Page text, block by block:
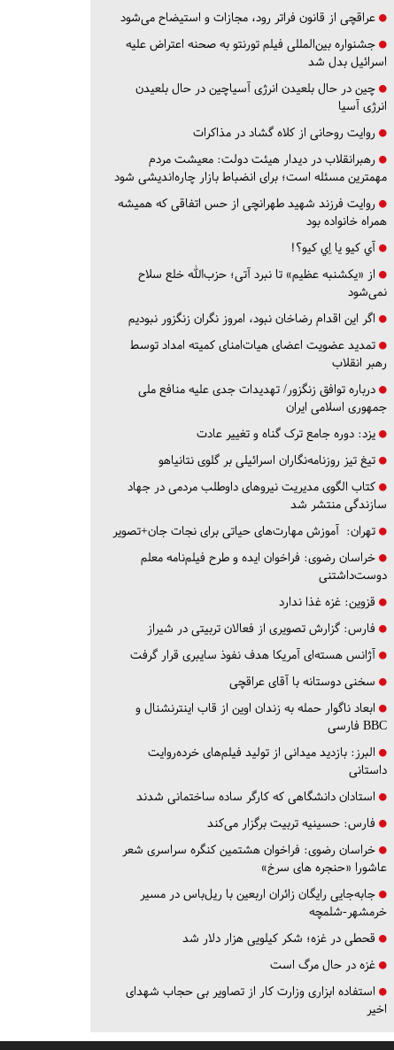
عراقچی از قانون فراتر رود، مجازات و استیضاح می‌شود
جشنواره بین‌المللی فیلم تورنتو به صحنه اعتراض علیه
اسرائیل بدل شد
چین در حال بلعیدن انرژی آسیاچین در حال بلعیدن
انرژی آسیا
روایت روحانی از کلاه گشاد در مذاکرات
رهبرانقلاب در دیدار هیئت دولت: معیشت مردم
مهمترین مسئله است؛ برای انضباط بازار چاره‌اندیشی شود
روایت فرزند شهید طهرانچی از حس اتفاقی که همیشه
همراه خانواده بود
آي كيو يا اِي كيو؟!
از «یکشنبه عظیم» تا نبرد آتی؛ حزب‌الله خلع سلاح
نمی‌شود
اگر این اقدام رضاخان نبود، امروز نگران زنگزور نبودیم
تمدید عضویت اعضای هیات‌امنای کمیته امداد توسط
رهبر انقلاب
درباره توافق زنگزور/ تهدیدات جدی علیه منافع ملی
جمهوری اسلامی ایران
یزد: دوره جامع ترک گناه و تغییر عادت
تیغ تیز روزنامه‌نگاران اسرائیلی بر گلوی نتانیاهو
کتاب الگوی مدیریت نیروهای داوطلب مردمی در جهاد
سازندگی منتشر شد
تهران: آموزش مهارت‌های حیاتی برای نجات جان+تصویر
خراسان رضوی: فراخوان ایده و طرح فیلم‌نامه معلم
دوست‌داشتنی
قزوین: غزه غذا ندارد
فارس: گزارش تصویری از فعالان تربیتی در شیراز
آژانس هسته‌ای آمریکا هدف نفوذ سایبری قرار گرفت
سخنی دوستانه با آقای عراقچی
ابعاد ناگوار حمله به زندان اوین از قاب اینترنشنال و
BBC فارسی
البرز: بازدید میدانی از تولید فیلم‌های خرده‌روایت
داستانی
استادان دانشگاهی که کارگر ساده ساختمانی شدند
فارس: حسینیه تربیت برگزار می‌کند
خراسان رضوی: فراخوان هشتمین کنگره سراسری شعر
عاشورا «حنجره های سرخ»
جابه‌جایی رایگان زائران اربعین با ریل‌باس در مسیر
خرمشهر-شلمچه
قحطی در غزه؛ شکر کیلویی هزار دلار شد
غزه در حال مرگ است
استفاده ابزاری وزارت کار از تصاویر بی حجاب شهدای
اخیر